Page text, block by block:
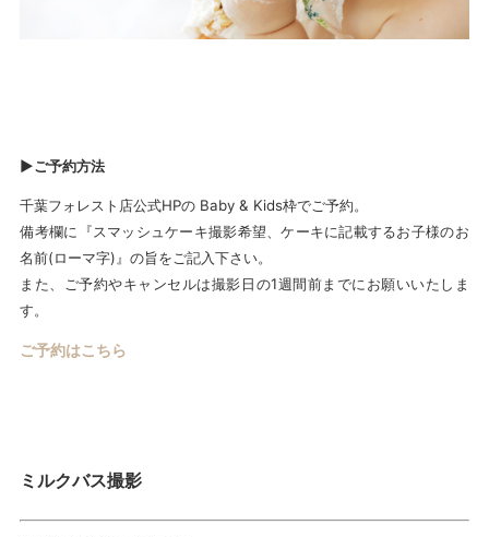
►ご予約方法
千葉フォレスト店公式HPの Baby & Kids枠でご予約。
備考欄に『スマッシュケーキ撮影希望、ケーキに記載するお子様のお
名前(ローマ字)』の旨をご記入下さい。
また、ご予約やキャンセルは撮影日の1週間前までにお願いいたしま
す。
ご予約はこちら
ミルクバス撮影